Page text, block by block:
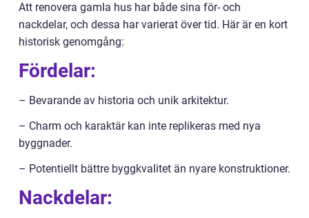
Att renovera gamla hus har både sina för- och
nackdelar, och dessa har varierat över tid. Här är en kort
historisk genomgång:
Fördelar:
– Bevarande av historia och unik arkitektur.
– Charm och karaktär kan inte replikeras med nya
byggnader.
– Potentiellt bättre byggkvalitet än nyare konstruktioner.
Nackdelar: